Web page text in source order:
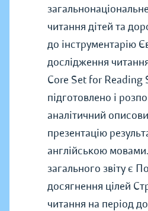
читання дітей та
до інструментарію
дослідження
Core Set for Reading
підготовлено і
аналітичний
презентацію
англійською
загального звіту є
досягнення цілей
читання на період